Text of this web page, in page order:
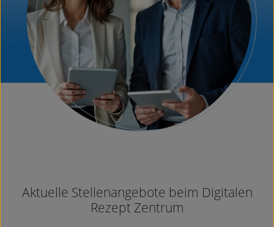
Aktuelle Stellenangebote beim Digitalen
Rezept Zentrum